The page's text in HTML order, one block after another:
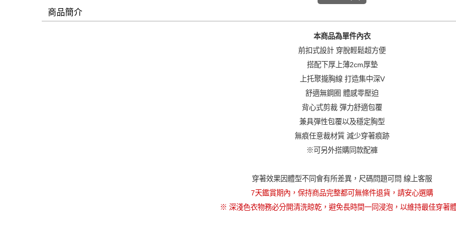
商品簡介
本商品為單件內衣
前扣式設計 穿脫輕鬆超方便
搭配下厚上薄2cm厚墊
上托聚攏胸線 打造集中深V
舒適無鋼圈 體感零壓迫
背心式剪裁 彈力舒適包覆
兼具彈性包覆以及穩定胸型
無痕任意裁材質 減少穿著痕跡
※可另外搭購同款配褲
穿著效果因體型不同會有所差異，尺碼問題可問 線上客服
7天鑑賞期內，保持商品完整都可無條件退貨，請安心選購
※ 深淺色衣物務必分開清洗晾乾，避免長時間一同浸泡，以維持最佳穿著